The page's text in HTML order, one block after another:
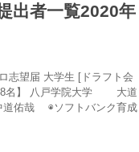
出者一覧2020年
志望届 大学生 [ドラフト会
名】 八戸学院大学 大道
佑哉 ◉ソフトバンク育成